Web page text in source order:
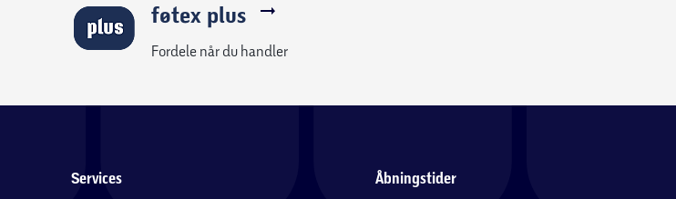
føtex plus
Fordele når du handler
Services Åbningstider